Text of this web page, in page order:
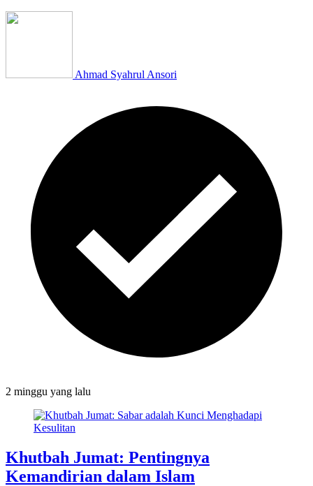
Ahmad Syahrul Ansori
2 minggu yang lalu
Khutbah Jumat: Pentingnya
Kemandirian dalam Islam